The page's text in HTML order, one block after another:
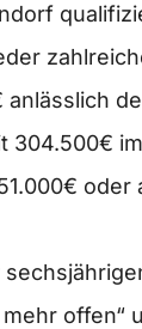
304.500€